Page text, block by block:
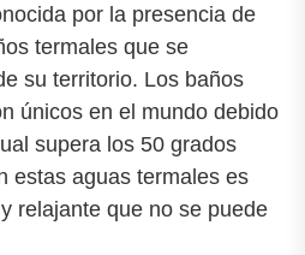
por la presencia de
termales que se
su territorio. Los baños
únicos en el mundo debido
supera los 50 grados
estas aguas termales es
relajante que no se puede